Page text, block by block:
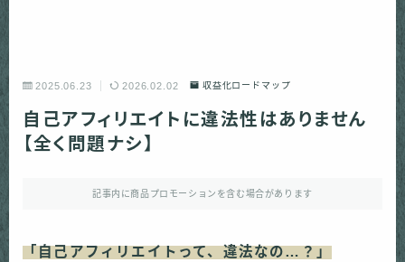
2025.06.23 2026.02.02 収益化ロードマップ
自己アフィリエイトに違法性はありません
【全く問題ナシ】
記事内に商品プロモーションを含む場合があります
「自己アフィリエイトって、違法なの…？」